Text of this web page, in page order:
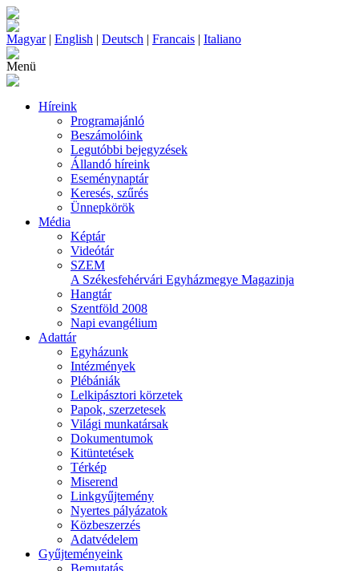
Magyar| English | Deutsch | Francais | Italiano
Menü
Híreink
Programajánló
Beszámolóink
Legutóbbi bejegyzések
Állandó híreink
Eseménynaptár
Keresés, szűrés
Ünnepkörök
Média
Képtár
Videótár
SZEM
A Székesfehérvári Egyházmegye Magazinja
Hangtár
Szentföld 2008
Napi evangélium
Adattár
Egyházunk
Intézmények
Plébániák
Lelkipásztori körzetek
Papok, szerzetesek
Világi munkatársak
Dokumentumok
Kitüntetések
Térkép
Miserend
Linkgyűjtemény
Nyertes pályázatok
Közbeszerzés
Adatvédelem
Gyűjteményeink
Bemutatás